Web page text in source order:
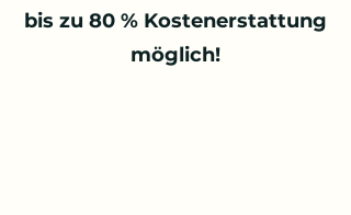
bis zu 80 % Kostenerstattung
möglich!